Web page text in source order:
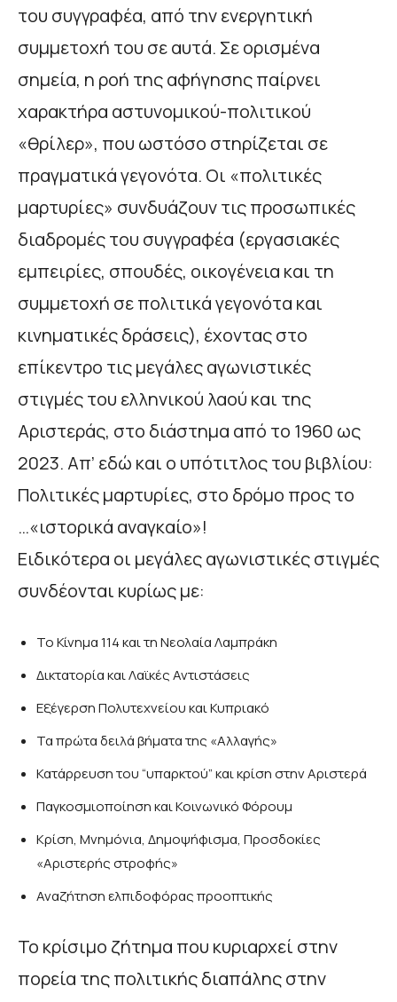
του συγγραφέα, από την ενεργητική
συμμετοχή του σε αυτά. Σε ορισμένα
σημεία, η ροή της αφήγησης παίρνει
χαρακτήρα αστυνομικού-πολιτικού
«θρίλερ», που ωστόσο στηρίζεται σε
πραγματικά γεγονότα. Οι «πολιτικές
μαρτυρίες» συνδυάζουν τις προσωπικές
διαδρομές του συγγραφέα (εργασιακές
εμπειρίες, σπουδές, οικογένεια και τη
συμμετοχή σε πολιτικά γεγονότα και
κινηματικές δράσεις), έχοντας στο
επίκεντρο τις μεγάλες αγωνιστικές
στιγμές του ελληνικού λαού και της
Αριστεράς, στο διάστημα από το 1960 ως
2023. Απ’ εδώ και ο υπότιτλος του βιβλίου:
Πολιτικές μαρτυρίες, στο δρόμο προς το
…«ιστορικά αναγκαίο»!
Ειδικότερα οι μεγάλες αγωνιστικές στιγμές
συνδέονται κυρίως με:
Το Κίνημα 114 και τη Νεολαία Λαμπράκη
Δικτατορία και Λαϊκές Αντιστάσεις
Εξέγερση Πολυτεχνείου και Κυπριακό
Τα πρώτα δειλά βήματα της «Αλλαγής»
Κατάρρευση του “υπαρκτού” και κρίση στην Αριστερά
Παγκοσμιοποίηση και Κοινωνικό Φόρουμ
Κρίση, Μνημόνια, Δημοψήφισμα, Προσδοκίες
«Αριστερής στροφής»
Αναζήτηση ελπιδοφόρας προοπτικής
Το κρίσιμο ζήτημα που κυριαρχεί στην
πορεία της πολιτικής διαπάλης στην